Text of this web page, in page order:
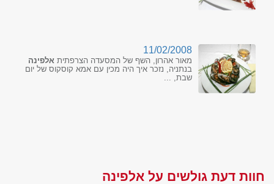
11/02/2008
מאור אהרון, השף של המסעדה הצרפתיתאלפינה
בנתניה, נזכר איך היה מכין עם אמא קוסקוס של יום
שבת, ...
חוות דעת גולשים על אלפינה